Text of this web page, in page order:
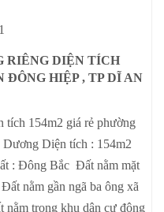
RIÊNG DIỆN TÍCH
ĐÔNG HIỆP , TP DĨ AN
tích 154m2 giá rẻ phường
Diện tích : 154m2
: Đông Bắc Đất nằm mặt
nằm gần ngã ba ông xã
trong khu dân cư đông